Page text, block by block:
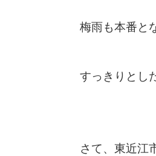
梅雨も本番と
すっきりとし
さて、東近江